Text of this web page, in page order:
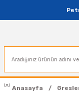
Anasayfa